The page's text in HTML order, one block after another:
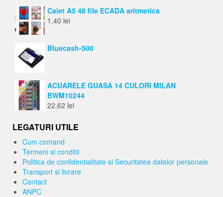
Caiet A5 48 file ECADA aritmetica
1,40 lei
Bluecash-500
ACUARELE GUASA 14 CULORI MILAN
BWM10244
22,62 lei
LEGATURI UTILE
Cum comand
Termeni si conditii
Politica de confidentialitate si Securitatea datelor personale
Transport si livrare
Contact
ANPC